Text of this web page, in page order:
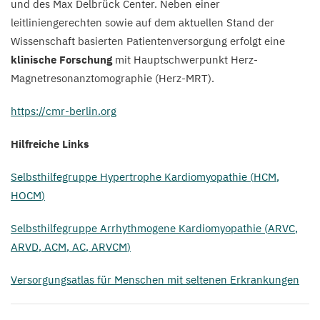
und des Max Delbrück Center. Neben einer
leitliniengerechten sowie auf dem aktuellen Stand der
Wissenschaft basierten Patientenversorgung erfolgt eine
klinische Forschungmit Hauptschwerpunkt Herz-
Magnetresonanztomographie (Herz-MRT).
https://​cmr​-berlin​.org
Hilfreiche Links
Selbsthilfegruppe Hypertrophe Kardiomyopathie (HCM,
HOCM)
Selbsthilfegruppe Arrhythmogene Kardiomyopathie (ARVC,
ARVD, ACM, AC, ARVCM)
Versorgungsatlas für Menschen mit seltenen Erkrankungen